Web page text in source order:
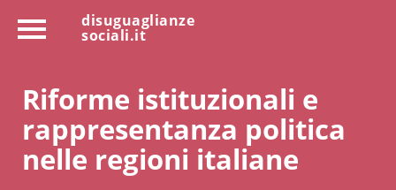
disuguaglianze
sociali.it
Riforme istituzionali e
rappresentanza politica
nelle regioni italiane